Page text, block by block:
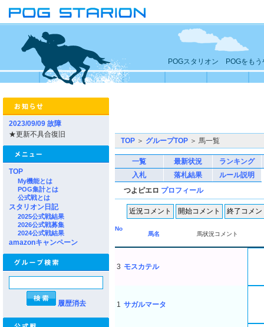
POGスタリオン POGをもう
2023/09/09 故障
★更新不具合復旧
TOP
My機能とは
POG集計とは
公式戦とは
スタリオン日記
2025公式戦結果
2026公式戦募集
2024公式戦結果
amazonキャンペーン
履歴消去
TOP ＞ グループTOP ＞ 馬一覧
一覧 最新状況
ランキング
入札
落札結果
ルール説明
つよピエロ プロフィール
No
馬名
馬状況コメント
3 モスカテル
1 サガルマータ